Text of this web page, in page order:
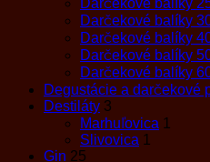
Darčekové balíky
Darčekové balíky
Darčekové balíky
Darčekové balíky
Darčekové balíky
Degustácie a darčekové
Destiláty 3
Marhuľovica 1
Slivovica 1
Gin 25